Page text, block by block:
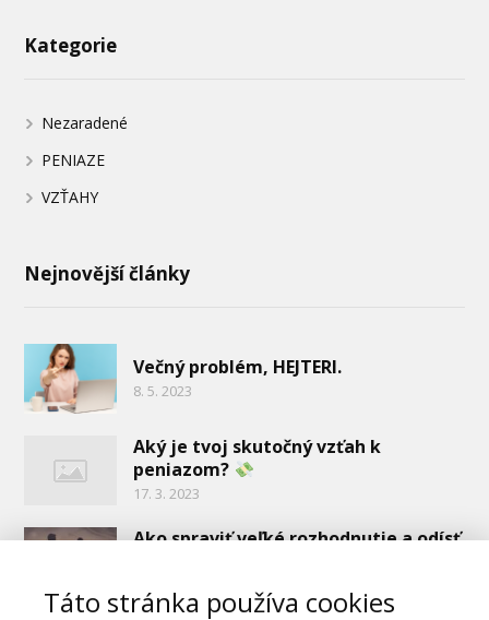
Kategorie
Nezaradené
PENIAZE
VZŤAHY
Nejnovější články
Večný problém, HEJTERI.
8. 5. 2023
Aký je tvoj skutočný vzťah k
peniazom?
17. 3. 2023
Ako spraviť veľké rozhodnutie a odísť
Táto stránka používa cookies